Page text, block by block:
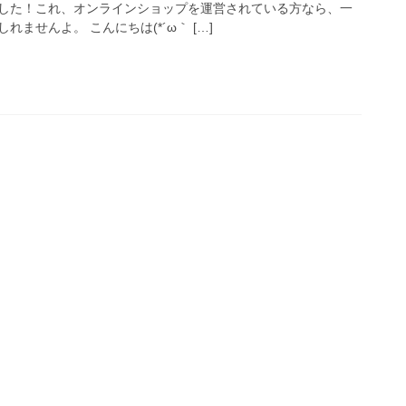
た！これ、オンラインショップを運営されている方なら、一
れませんよ。 こんにちは(*´ω｀ […]